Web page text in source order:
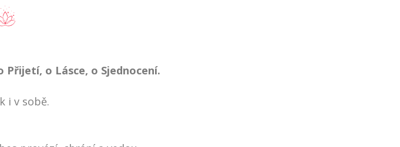
Přijetí, o Lásce, o Sjednocení.
i v sobě.